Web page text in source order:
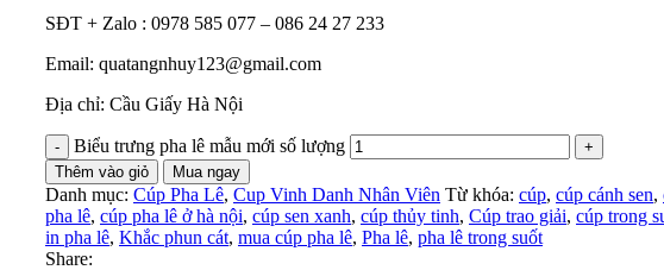
SĐT + Zalo : 0978 585 077 – 086 24 27 233
Email: quatangnhuy123@gmail.com
Địa chỉ: Cầu Giấy Hà Nội
Biểu trưng pha lê mẫu mới số lượng
Thêm vào giỏ Mua ngay
Danh mục: Cúp Pha Lê, Cup Vinh Danh Nhân Viên Từ khóa: cúp, cúp cánh sen,
pha lê, cúp pha lê ở hà nội, cúp sen xanh, cúp thủy tinh, Cúp trao giải, cúp trong
in pha lê, Khắc phun cát, mua cúp pha lê, Pha lê, pha lê trong suốt
Share: